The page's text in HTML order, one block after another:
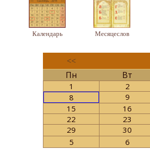
Календарь Месяцеслов
<<
Пн
Вт
1 2
8
9
15
16
22
23
29
30
5
6